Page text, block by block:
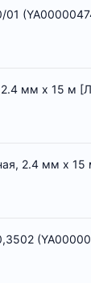
мм х 15 м
2.4 мм х